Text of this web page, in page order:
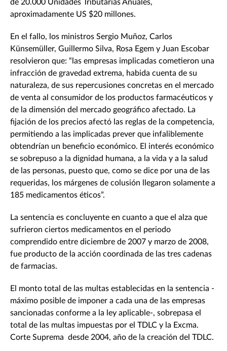
de 20.000 Unidades Tributarias Anuales,
aproximadamente US $20 millones.
En el fallo, los ministros Sergio Muñoz, Carlos
Künsemüller, Guillermo Silva, Rosa Egem y Juan Escobar
resolvieron que: “las empresas implicadas cometieron una
infracción de gravedad extrema, habida cuenta de su
naturaleza, de sus repercusiones concretas en el mercado
de venta al consumidor de los productos farmacéuticos y
de la dimensión del mercado geográfico afectado. La
fijación de los precios afectó las reglas de la competencia,
permitiendo a las implicadas prever que infaliblemente
obtendrían un beneficio económico. El interés económico
se sobrepuso a la dignidad humana, a la vida y a la salud
de las personas, puesto que, como se dice por una de las
requeridas, los márgenes de colusión llegaron solamente a
185 medicamentos éticos”.
La sentencia es concluyente en cuanto a que el alza que
sufrieron ciertos medicamentos en el periodo
comprendido entre diciembre de 2007 y marzo de 2008,
fue producto de la acción coordinada de las tres cadenas
de farmacias.
El monto total de las multas establecidas en la sentencia -
máximo posible de imponer a cada una de las empresas
sancionadas conforme a la ley aplicable-, sobrepasa el
total de las multas impuestas por el TDLC y la Excma.
Corte Suprema desde 2004, año de la creación del TDLC.